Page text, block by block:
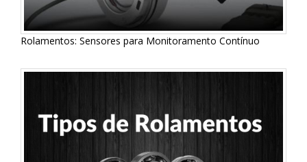
Rolamentos: Sensores para Monitoramento Contínuo